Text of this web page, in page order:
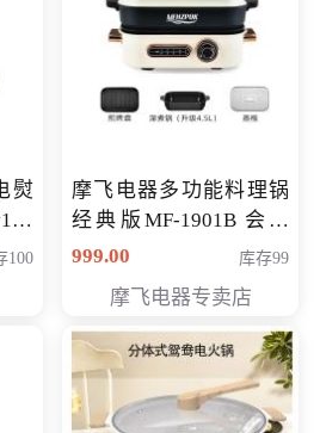
熨
100
摩飞电器多功能料理锅
经典版MF-1901B 会员
专享价399元
999.00 库存99
摩飞电器专卖店